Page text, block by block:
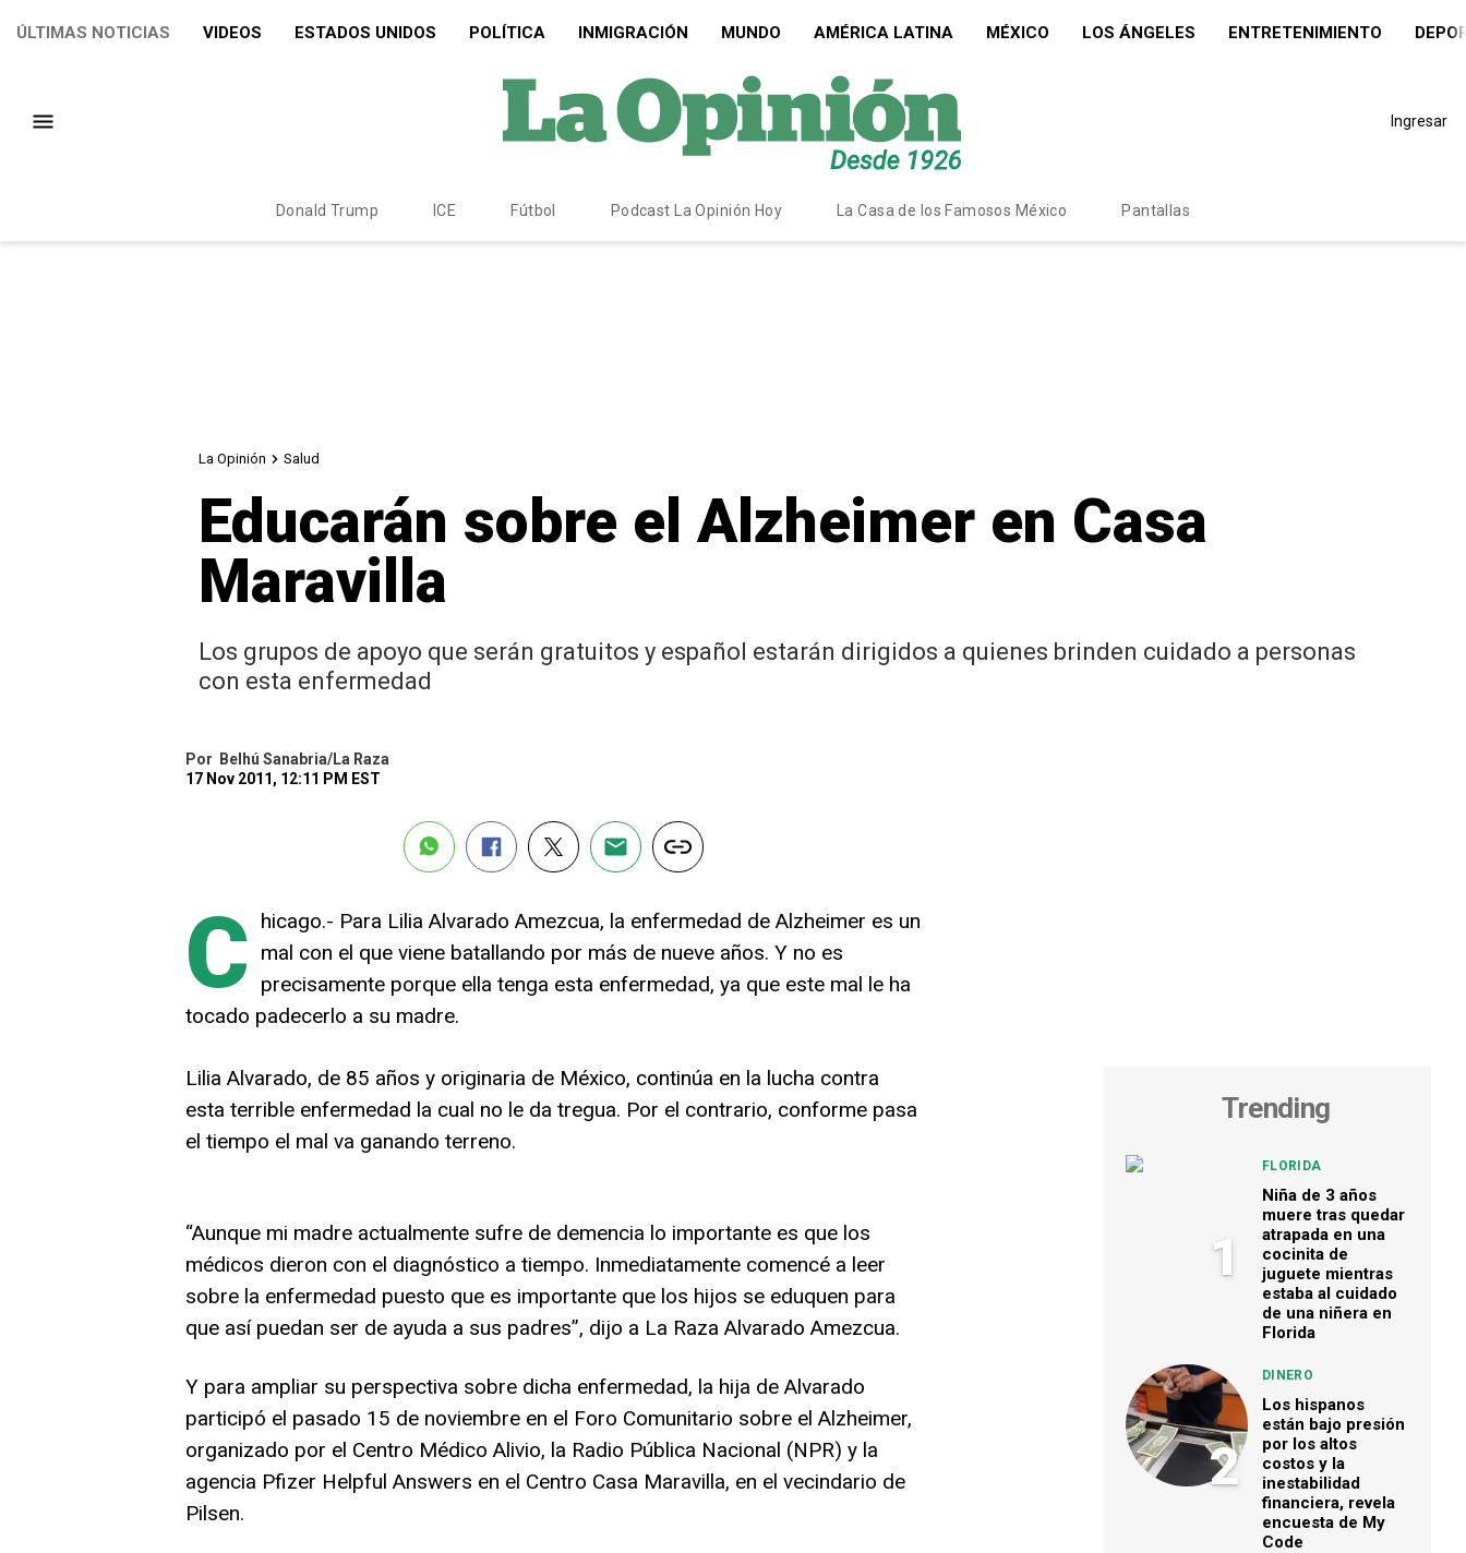
ÚLTIMAS NOTICIAS VIDEOS ESTADOS UNIDOS POLÍTICA INMIGRACIÓN MUNDO AMÉRICA LATINA MÉXICO LOS ÁNGELES ENTRETENIMIENTO
Ingresar
Donald Trump ICE Fútbol Podcast La Opinión Hoy La Casa de los Famosos México Pantallas
La Opinión Salud
Educarán sobre el Alzheimer en Casa
Maravilla
Los grupos de apoyo que serán gratuitos y español estarán dirigidos a quienes brinden cuidado a personas
con esta enfermedad
Por
Belhú Sanabria/La Raza
17 Nov 2011, 12:11 PM EST
C hicago.- Para Lilia Alvarado Amezcua, la enfermedad de Alzheimer es un
mal con el que viene batallando por más de nueve años. Y no es
precisamente porque ella tenga esta enfermedad, ya que este mal le ha
tocado padecerlo a su madre.
Lilia Alvarado, de 85 años y originaria de México, continúa en la lucha contra
esta terrible enfermedad la cual no le da tregua. Por el contrario, conforme pasa
el tiempo el mal va ganando terreno.
“Aunque mi madre actualmente sufre de demencia lo importante es que los
médicos dieron con el diagnóstico a tiempo. Inmediatamente comencé a leer
sobre la enfermedad puesto que es importante que los hijos se eduquen para
que así puedan ser de ayuda a sus padres”, dijo a La Raza Alvarado Amezcua.
Y para ampliar su perspectiva sobre dicha enfermedad, la hija de Alvarado
participó el pasado 15 de noviembre en el Foro Comunitario sobre el Alzheimer,
organizado por el Centro Médico Alivio, la Radio Pública Nacional (NPR) y la
agencia Pfizer Helpful Answers en el Centro Casa Maravilla, en el vecindario de
Pilsen.
Trending
1
FLORIDA
Niña de 3 años
muere tras quedar
atrapada en una
cocinita de
juguete mientras
estaba al cuidado
de una niñera en
Florida
2
DINERO
Los hispanos
están bajo presión
por los altos
costos y la
inestabilidad
financiera, revela
encuesta de My
Code